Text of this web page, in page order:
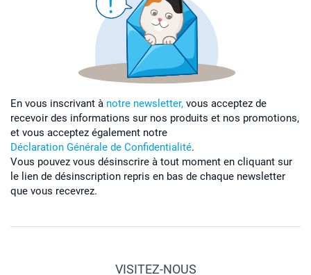
En vous inscrivant à notre newsletter, vous acceptez de
recevoir des informations sur nos produits et nos promotions,
et vous acceptez également notre
Déclaration Générale de Confidentialité.
Vous pouvez vous désinscrire à tout moment en cliquant sur
le lien de désinscription repris en bas de chaque newsletter
que vous recevrez.
VISITEZ-NOUS